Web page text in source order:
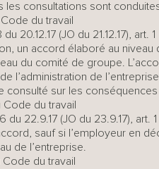
les consultations sont
du travail
du 20.12.17 (JO du 21.12.17), art. 1
un accord élaboré au
du comité de groupe.
de l’administration de
consulté sur les
du travail
du 22.9.17 (JO du 23.9.17), art. 1
sauf si l’employeur en
de l’entreprise.
du travail